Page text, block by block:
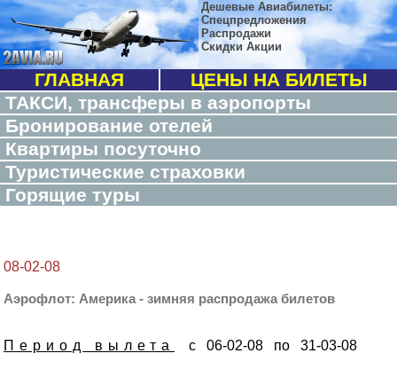
Дешевые Авиабилеты:
Спецпредложения
Распродажи
Скидки Акции
ГЛАВНАЯ
ЦЕНЫ НА БИЛЕТЫ
ТАКСИ, трансферы в аэропорты
Бронирование отелей
Квартиры посуточно
Туристические страховки
Горящие туры
08-02-08
Аэрофлот: Америка - зимняя распродажа билетов
Период вылета с 06-02-08 по 31-03-08